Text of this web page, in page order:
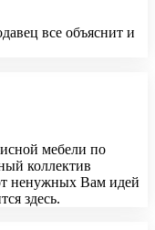
все объяснит и
мебели по
коллектив
ненужных Вам идей
здесь.